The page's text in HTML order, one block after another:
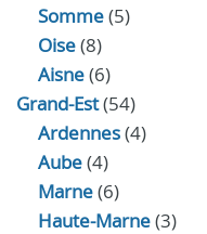
Somme(5)
Oise(8)
Aisne(6)
Grand-Est(54)
Ardennes(4)
Aube(4)
Marne(6)
Haute-Marne(3)